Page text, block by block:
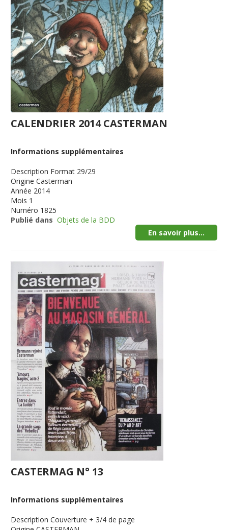
CALENDRIER 2014 CASTERMAN
Informations supplémentaires
Description Format 29/29
Origine Casterman
Année 2014
Mois 1
Numéro 1825
Publié dans Objets de la BDD
En savoir plus...
CASTERMAG N° 13
Informations supplémentaires
Description Couverture + 3/4 de page